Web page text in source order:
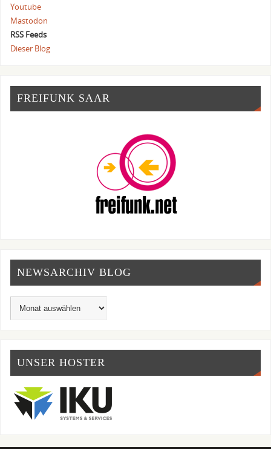
Youtube
Mastodon
RSS Feeds
Dieser Blog
FREIFUNK SAAR
NEWSARCHIV BLOG
UNSER HOSTER